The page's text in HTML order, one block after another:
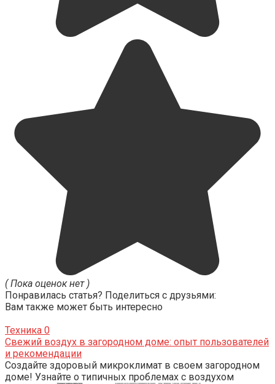
( Пока оценок нет )
Понравилась статья? Поделиться с друзьями:
Вам также может быть интересно
Техника 0
Свежий воздух в загородном доме: опыт пользователей
и рекомендации
Создайте здоровый микроклимат в своем загородном
доме! Узнайте о типичных проблемах с воздухом